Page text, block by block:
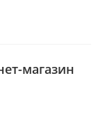
магазин